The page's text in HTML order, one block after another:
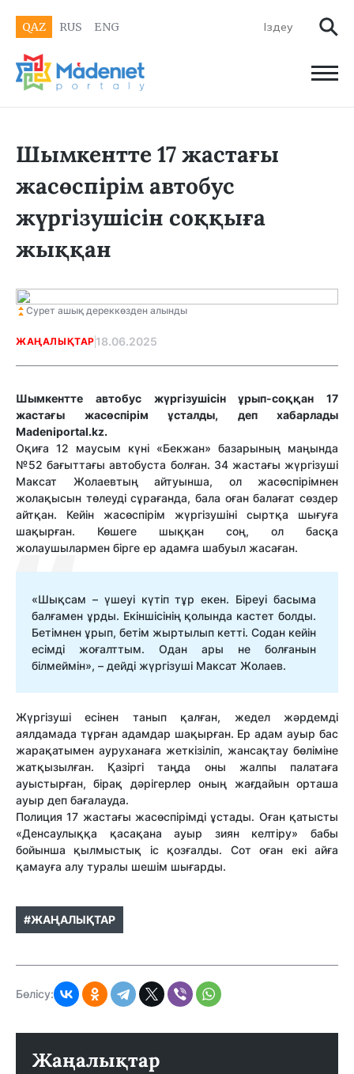
QAZ RUS ENG
Шымкентте 17 жастағы
жасөспірім автобус
жүргізушісін соққыға
жыққан
Сурет ашық дереккөзден алынды
ЖАҢАЛЫҚТАР 18.06.2025
Шымкентте автобус жүргізушісін ұрып-соққан 17
жастағы жасөспірім ұсталды, деп хабарлады
Мadeniportal.kz.
Оқиға 12 маусым күні «Бекжан» базарының маңында
№52 бағыттағы автобуста болған. 34 жастағы жүргізуші
Максат Жолаевтың айтуынша, ол жасөспірімнен
жолақысын төлеуді сұрағанда, бала оған балағат сөздер
айтқан. Кейін жасөспірім жүргізушіні сыртқа шығуға
шақырған. Көшеге шыққан соң, ол басқа
жолаушылармен бірге ер адамға шабуыл жасаған.
«Шықсам – үшеуі күтіп тұр екен. Біреуі басыма
балғамен ұрды. Екіншісінің қолында кастет болды.
Бетімнен ұрып, бетім жыртылып кетті. Содан кейін
есімді жоғалттым. Одан ары не болғанын
білмеймін», – дейді жүргізуші Максат Жолаев.
Жүргізуші есінен танып қалған, жедел жәрдемді
аялдамада тұрған адамдар шақырған. Ер адам ауыр бас
жарақатымен ауруханаға жеткізіліп, жансақтау бөліміне
жатқызылған. Қазіргі таңда оны жалпы палатаға
ауыстырған, бірақ дәрігерлер оның жағдайын орташа
ауыр деп бағалауда.
Полиция 17 жастағы жасөспірімді ұстады. Оған қатысты
«Денсаулыққа қасақана ауыр зиян келтіру» бабы
бойынша қылмыстық іс қозғалды. Сот оған екі айға
қамауға алу туралы шешім шығарды.
#ЖАҢАЛЫҚТАР
Бөлісу:
Жаңалықтар